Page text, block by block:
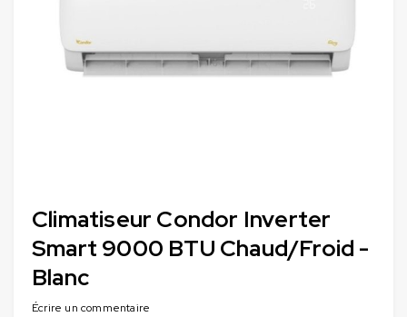
Climatiseur Condor Inverter
Smart 9000 BTU Chaud/Froid -
Blanc
Écrire un commentaire